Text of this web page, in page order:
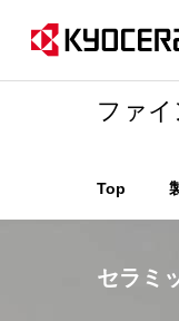
ファ
Top
セラミ